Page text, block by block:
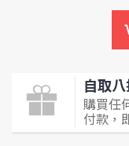
自取
購買任
付款，